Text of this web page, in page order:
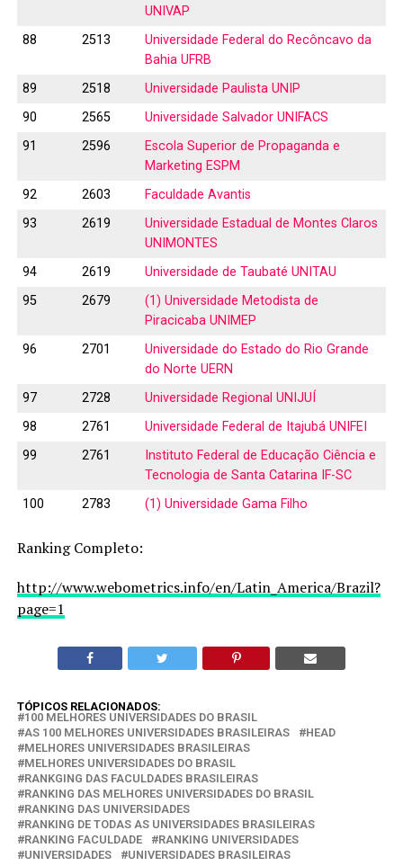
UNIVAP
88
2513
Universidade Federal do Recôncavo da
Bahia UFRB
89
2518
Universidade Paulista UNIP
90
2565
Universidade Salvador UNIFACS
91
2596
Escola Superior de Propaganda e
Marketing ESPM
92
2603
Faculdade Avantis
93
2619
Universidade Estadual de Montes Claros
UNIMONTES
94
2619
Universidade de Taubaté UNITAU
95
2679
(1) Universidade Metodista de
Piracicaba UNIMEP
96
2701
Universidade do Estado do Rio Grande
do Norte UERN
97
2728
Universidade Regional UNIJUÍ
98
2761
Universidade Federal de Itajubá UNIFEI
99
2761
Instituto Federal de Educação Ciência e
Tecnologia de Santa Catarina IF-SC
100
2783 (1) Universidade Gama Filho
Ranking Completo:
http://www.webometrics.info/en/Latin_America/Brazil?
page=1
TÓPICOS RELACIONADOS:
100 MELHORES UNIVERSIDADES DO BRASIL
AS 100 MELHORES UNIVERSIDADES BRASILEIRAS
HEAD
MELHORES UNIVERSIDADES BRASILEIRAS
MELHORES UNIVERSIDADES DO BRASIL
RANKGING DAS FACULDADES BRASILEIRAS
RANKING DAS MELHORES UNIVERSIDADES DO BRASIL
RANKING DAS UNIVERSIDADES
RANKING DE TODAS AS UNIVERSIDADES BRASILEIRAS
RANKING FACULDADE
RANKING UNIVERSIDADES
UNIVERSIDADES
UNIVERSIDADES BRASILEIRAS